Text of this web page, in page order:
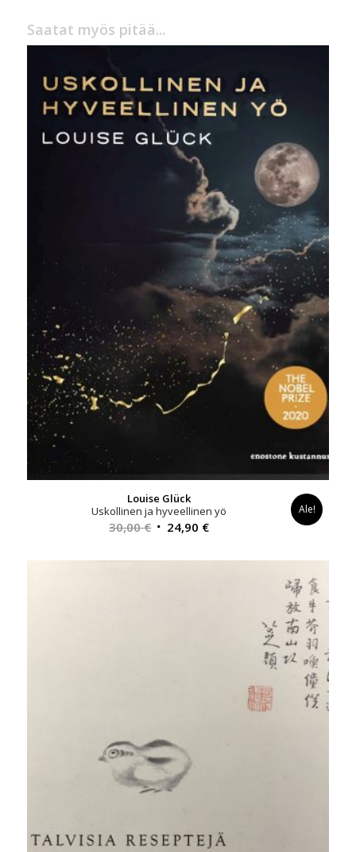
Saatat myös pitää...
Louise Glück
Uskollinen ja hyveellinen yö
30,00€ Alkuperäinen
oli:
24,90 €Nykyinen
on:
Ale!